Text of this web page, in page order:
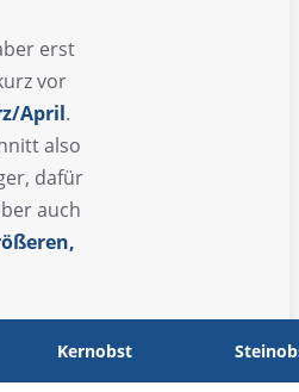
erst
vor
April.
also
dafür
auch
Kernobst